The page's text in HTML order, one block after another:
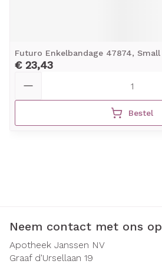
Futuro Enkelbandage 47874, Small
€ 23,43
Bestel
Neem contact met ons op
Apotheek Janssen NV
Graaf d'Ursellaan 19